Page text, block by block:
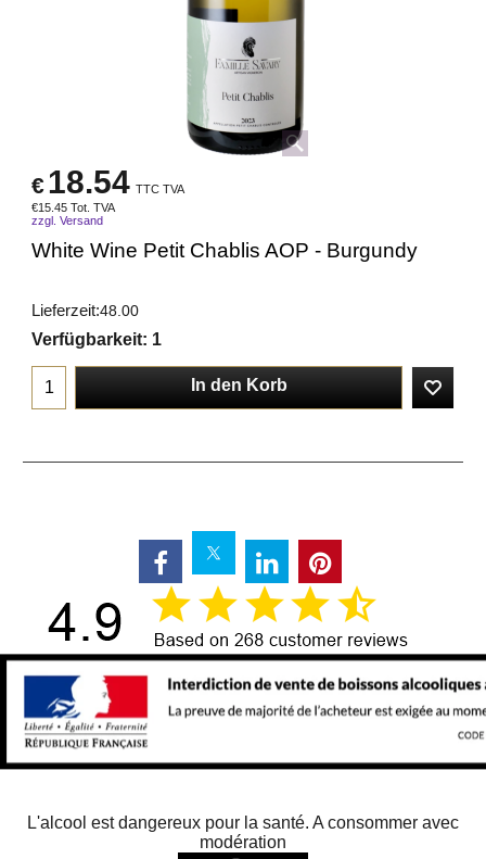
€18.54 TTC TVA
€15.45 Tot. TVA
zzgl. Versand
White Wine Petit Chablis AOP - Burgundy
Lieferzeit:48.00
Verfügbarkeit: 1
In den Korb
L'alcool est dangereux pour la santé. A consommer avec
modération